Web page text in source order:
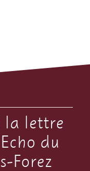
la lettre
du
Forez